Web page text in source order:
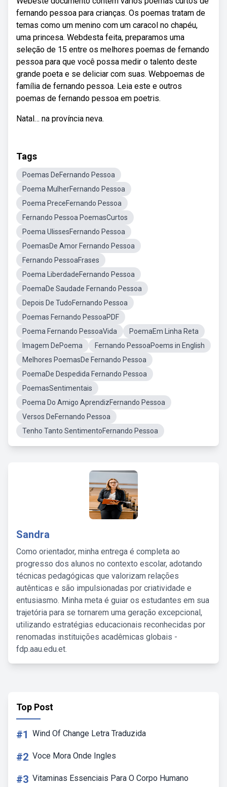
fernando pessoa para crianças. Os poemas tratam de
temas como um menino com um caracol no chapéu,
uma princesa. Webdesta feita, preparamos uma
seleção de 15 entre os melhores poemas de fernando
pessoa para que você possa medir o talento deste
grande poeta e se deliciar com suas. Webpoemas de
família de fernando pessoa. Leia este e outros
poemas de fernando pessoa em poetris.
Natal… na província neva.
Tags
Poemas DeFernando Pessoa
Poema MulherFernando Pessoa
Poema PreceFernando Pessoa
Fernando Pessoa PoemasCurtos
Poema UlissesFernando Pessoa
PoemasDe Amor Fernando Pessoa
Fernando PessoaFrases
Poema LiberdadeFernando Pessoa
PoemaDe Saudade Fernando Pessoa
Depois De TudoFernando Pessoa
Poemas Fernando PessoaPDF
Poema Fernando PessoaVida
PoemaEm Linha Reta
Imagem DePoema
Fernando PessoaPoems in English
Melhores PoemasDe Fernando Pessoa
PoemaDe Despedida Fernando Pessoa
PoemasSentimentais
Poema Do Amigo AprendizFernando Pessoa
Versos DeFernando Pessoa
Tenho Tanto SentimentoFernando Pessoa
Sandra
Como orientador, minha entrega é completa ao
progresso dos alunos no contexto escolar, adotando
técnicas pedagógicas que valorizam relações
autênticas e são impulsionadas por criatividade e
entusiasmo. Minha meta é guiar os estudantes em sua
trajetória para se tornarem uma geração excepcional,
utilizando estratégias educacionais reconhecidas por
renomadas instituições acadêmicas globais -
fdp.aau.edu.et.
Top Post
#1 Wind Of Change Letra Traduzida
#2 Voce Mora Onde Ingles
#3 Vitaminas Essenciais Para O Corpo Humano